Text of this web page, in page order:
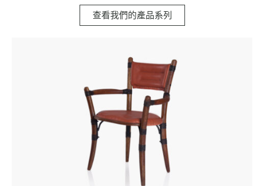
查看我們的產品系列